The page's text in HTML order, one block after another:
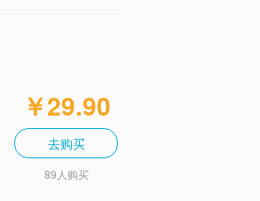
￥29.90
去购买
89人购买